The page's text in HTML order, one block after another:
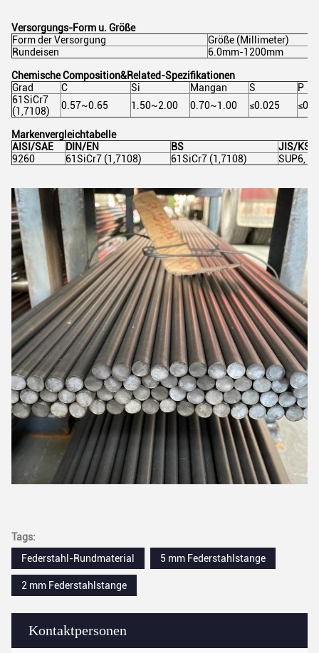
Kontaktpersonen
Versorgungs-Form u. Größe
Form der Versorgung
Größe (Millimeter)
Rundeisen
6.0mm-1200mm
Chemische Composition&Related-Spezifikationen
Grad
C Si Mangan S
P
61SiCr7
(1,7108)
0.57~0.65 1.50~2.00 0.70~1.00 ≤0.025
Markenvergleichtabelle
AISI/SAE
DIN/EN BS
JIS/KS
9260
61SiCr7 (1,7108) 61SiCr7 (1,7108) SUP6,
Tags:
Federstahl-Rundmaterial
5 mm Federstahlstange
2 mm Federstahlstange